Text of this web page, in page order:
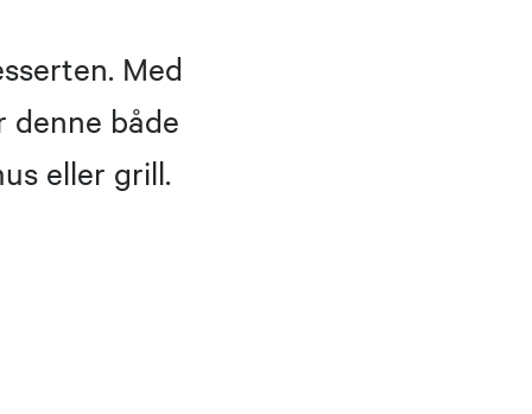
Med
denne både
eller grill.